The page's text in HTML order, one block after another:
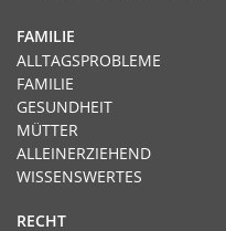
FAMILIE
ALLTAGSPROBLEME
FAMILIE
GESUNDHEIT
MÜTTER
ALLEINERZIEHEND
WISSENSWERTES
RECHT